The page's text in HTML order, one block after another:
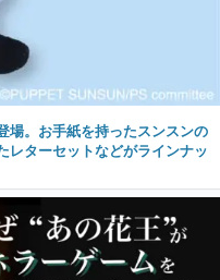
場。お手紙を持ったスンスンの
レターセットなどがラインナッ